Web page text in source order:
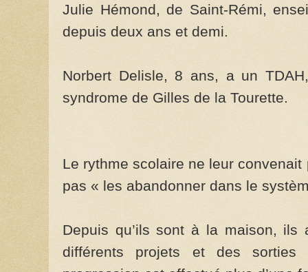
Julie Hémond, de Saint-Rémi,
depuis deux ans et demi.
Norbert Delisle, 8 ans, a un
syndrome de Gilles de la Tourette.
Le rythme scolaire ne leur
pas « les abandonner dans le
Depuis qu’ils sont à la maison, ils
différents projets et des